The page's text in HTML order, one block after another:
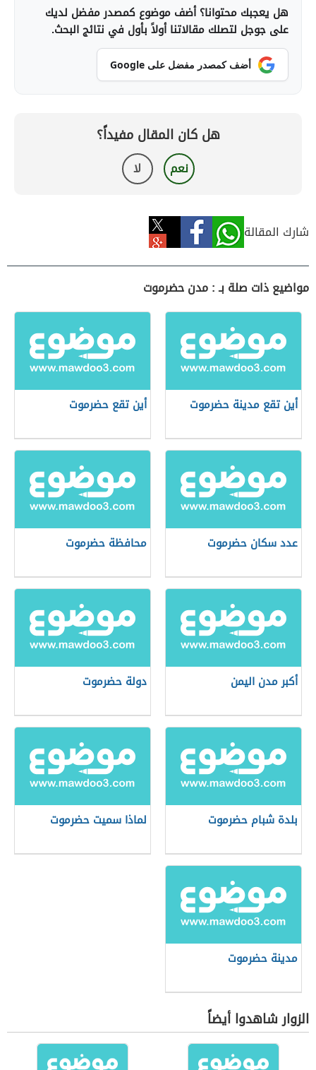
هل يعجبك محتوانا؟ أضف موضوع كمصدر مفضل لديك
على جوجل لتصلك مقالاتنا أولاً بأول في نتائج البحث.
أضف كمصدر مفضل على Google
هل كان المقال مفيداً؟
نعم لا
شارك المقالة
مواضيع ذات صلة بـ : مدن حضرموت
أين تقع مدينة حضرموت أين تقع حضرموت
عدد سكان حضرموت محافظة حضرموت
أكبر مدن اليمن دولة حضرموت
بلدة شبام حضرموت لماذا سميت حضرموت
مدينة حضرموت
الزوار شاهدوا أيضاً